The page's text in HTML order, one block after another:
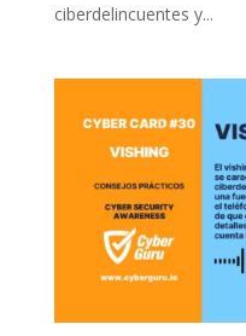
ciberdelincuentes y...